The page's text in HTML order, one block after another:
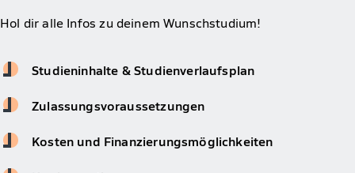
Hol dir alle Infos zu deinem Wunschstudium!
Studieninhalte & Studienverlaufsplan
Zulassungsvoraussetzungen
Kosten und Finanzierungsmöglichkeiten